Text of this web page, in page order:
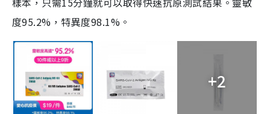
度95.2%，特異度98.1%。
+2